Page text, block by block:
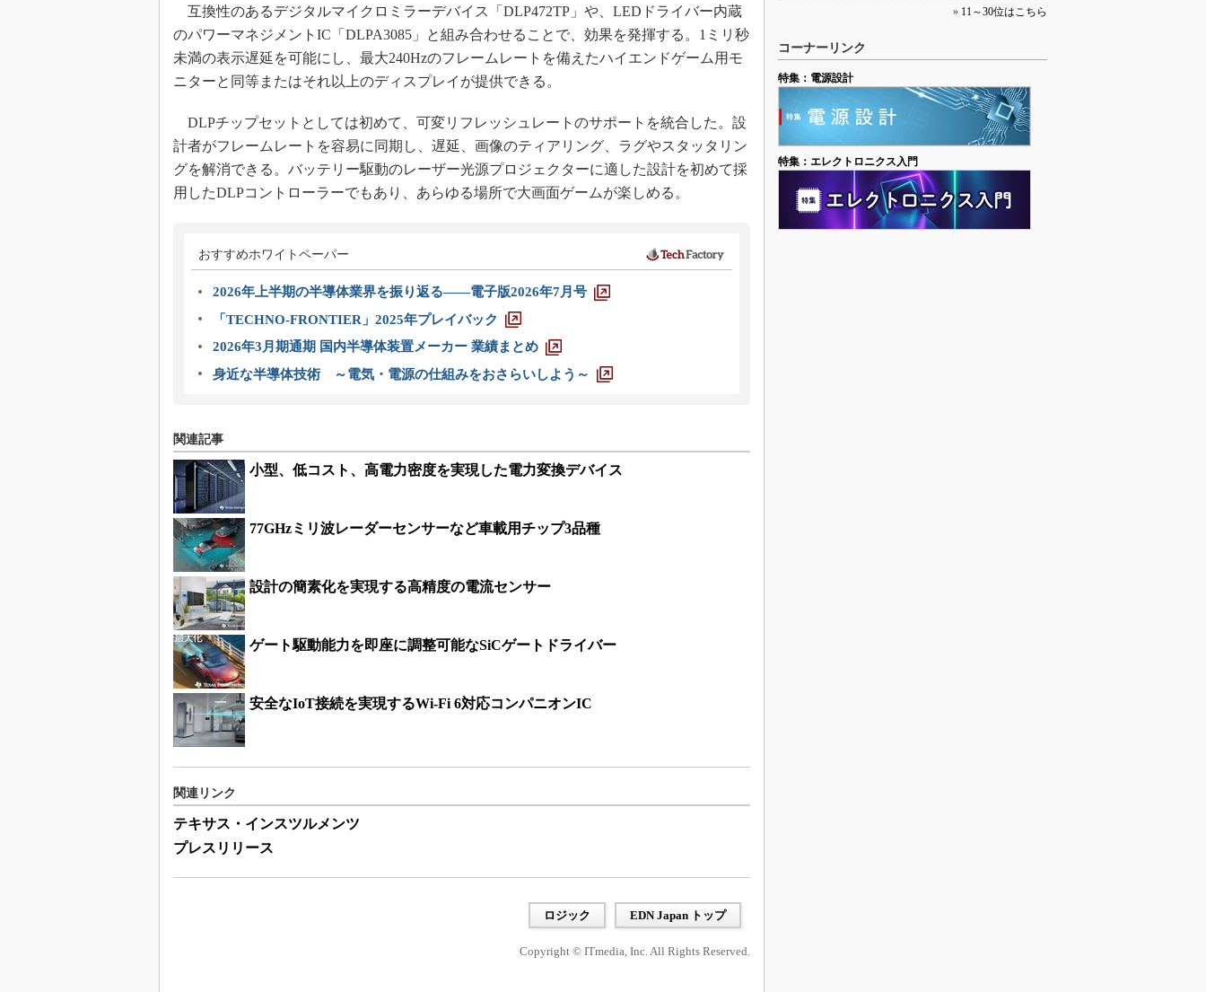
互換性のあるデジタルマイクロミラーデバイス「DLP472TP」や、LEDドライバー内蔵
のパワーマネジメントIC「DLPA3085」と組み合わせることで、効果を発揮する。1ミリ秒
未満の表示遅延を可能にし、最大240Hzのフレームレートを備えたハイエンドゲーム用モ
ニターと同等またはそれ以上のディスプレイが提供できる。
DLPチップセットとしては初めて、可変リフレッシュレートのサポートを統合した。設
計者がフレームレートを容易に同期し、遅延、画像のティアリング、ラグやスタッタリン
グを解消できる。バッテリー駆動のレーザー光源プロジェクターに適した設計を初めて採
用したDLPコントローラーでもあり、あらゆる場所で大画面ゲームが楽しめる。
おすすめホワイトペーパー
2026年上半期の半導体業界を振り返る――電子版2026年7月号
「TECHNO-FRONTIER」2025年プレイバック
2026年3月期通期 国内半導体装置メーカー 業績まとめ
身近な半導体技術 ～電気・電源の仕組みをおさらいしよう～
関連記事
小型、低コスト、高電力密度を実現した電力変換デバイス
77GHzミリ波レーダーセンサーなど車載用チップ3品種
設計の簡素化を実現する高精度の電流センサー
ゲート駆動能力を即座に調整可能なSiCゲートドライバー
安全なIoT接続を実現するWi-Fi 6対応コンパニオンIC
関連リンク
テキサス・インスツルメンツ
プレスリリース
ロジック EDN Japan トップ
Copyright © ITmedia, Inc. All Rights Reserved.
» 11～30位はこちら
コーナーリンク
特集：電源設計
特集：エレクトロニクス入門